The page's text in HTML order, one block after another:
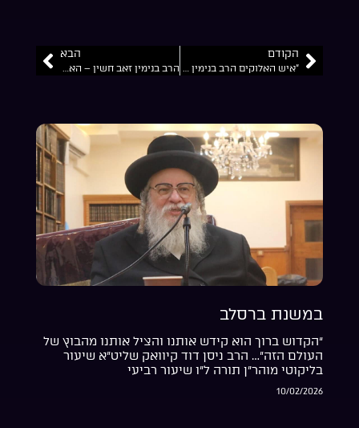
הקודם
“איש האלוקים הרב בנימין זאב חשין זצ”ל: מהפיכה: אם אתה עושה תשובה מוחלים לך על הכל”… קרבה לאלוקים
הבא
הרב בנימין זאב חשין – האיש שראה את הגיהנום.
במשנת ברסלב
“הקדוש ברוך הוא קידש אותנו והציל אותנו מהבוץ של
העולם הזה”… הרב ניסן דוד קיוואק שליט”א שיעור
בליקוטי מוהר”ן תורה ל”ו שיעור רביעי
10/02/2026